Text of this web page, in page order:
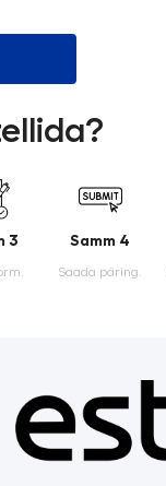
3 Samm 4
Saada päring.